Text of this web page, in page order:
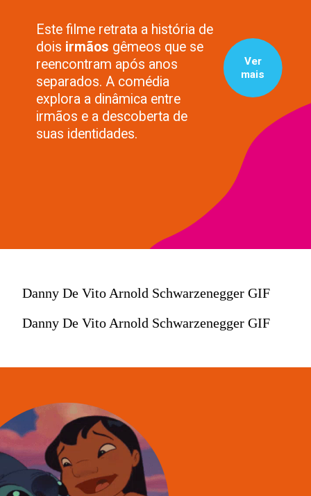
Ver
mais
Este filme retrata a história de
dois irmãos gêmeos que se
reencontram após anos
separados. A comédia
explora a dinâmica entre
irmãos e a descoberta de
suas identidades.
Danny De Vito Arnold Schwarzenegger GIF
Danny De Vito Arnold Schwarzenegger GIF